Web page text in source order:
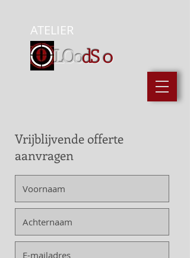
LOodS0
ATELIER
Vrijblijvende offerte
aanvragen